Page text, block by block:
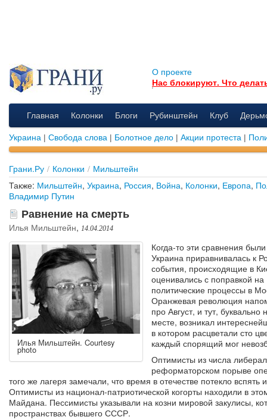
О проекте
Нас блокируют. Что
Главная Колонки Блоги Рубинштейн Клуб
Украина | Свобода слова | Болотное дело | Акции протеста |
Грани.Ру / Колонки / Мильштейн
Также: Мильштейн, Украина, Россия, Война, Колонки, Европа,
Владимир Путин
Равнение на смерть
Илья Мильштейн, 14.04.2014
Илья Мильштейн. Courtesy
photo
Когда-то эти сравнения
Украина приравнивалась к
события, происходящие в
оценивались с поправкой на
политические процессы в
Оранжевая революция
про Август, и тут, буквально
месте, возникал
в котором расцветали сто
каждый спорящий мог
Оптимисты из числа
реформаторском порыве
того же лагеря замечали, что время в отечестве потекло
Оптимисты из национал-патриотической когорты находили в
Майдана. Пессимисты указывали на козни мировой закулисы,
пространствах бывшего СССР.